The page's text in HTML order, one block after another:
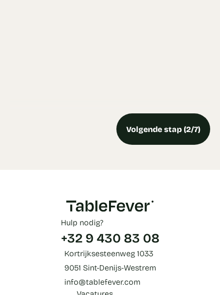
Volgende stap (2/7)
Hulp nodig?
+32 9 430 83 08
Kortrijksesteenweg 1033
9051 Sint-Denijs-Westrem
info@tablefever.com